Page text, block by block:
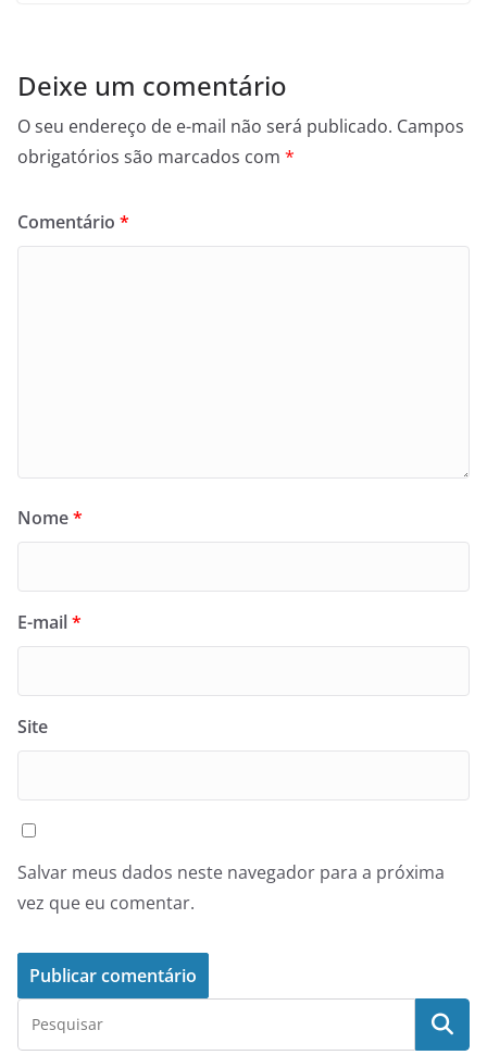
Deixe um comentário
O seu endereço de e-mail não será publicado. Campos
obrigatórios são marcados com *
Comentário *
Nome*
E-mail*
Site
Salvar meus dados neste navegador para a próxima
vez que eu comentar.